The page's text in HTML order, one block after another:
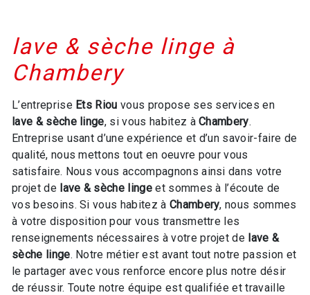
lave & sèche linge à
Chambery
L’entreprise Ets Riou vous propose ses services en
lave & sèche linge, si vous habitez àChambery.
Entreprise usant d’une expérience et d’un savoir-faire de
qualité, nous mettons tout en oeuvre pour vous
satisfaire. Nous vous accompagnons ainsi dans votre
projet de lave & sèche lingeet sommes à l’écoute de
vos besoins. Si vous habitez à Chambery, nous sommes
à votre disposition pour vous transmettre les
renseignements nécessaires à votre projet de lave &
sèche linge. Notre métier est avant tout notre passion et
le partager avec vous renforce encore plus notre désir
de réussir. Toute notre équipe est qualifiée et travaille